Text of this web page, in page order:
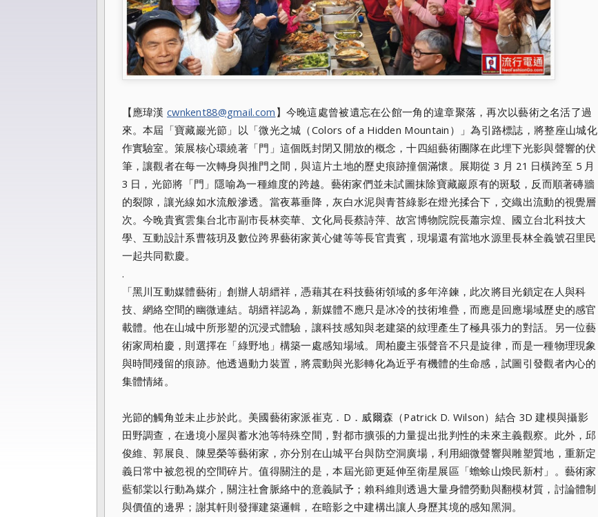
【應瑋漢 cwnkent88@gmail.com 】今晚這處曾被遺忘在公館一角的違章聚落，再次以藝術之名活了過
來。本屆「寶藏巖光節」以「微光之城（Colors of a Hidden Mountain）」為引路標誌，將整座山城化
作實驗室。策展核心環繞著「門」這個既封閉又開放的概念，十四組藝術團隊在此埋下光影與聲響的伏
筆，讓觀者在每一次轉身與推門之間，與這片土地的歷史痕跡撞個滿懷。展期從 3 月 21 日橫跨至 5 月
3 日，光節將「門」隱喻為一種維度的跨越。藝術家們並未試圖抹除寶藏巖原有的斑駁，反而順著磚牆
的裂隙，讓光線如水流般滲透。當夜幕垂降，灰白水泥與青苔綠影在燈光揉合下，交織出流動的視覺層
次。今晚貴賓雲集台北市副市長林奕華、文化局長蔡詩萍、故宮博物院院長蕭宗煌、國立台北科技大
學、互動設計系曹筱玥及數位跨界藝術家黃心健等等長官貴賓，現場還有當地水源里長林全義號召里民
一起共同歡慶。
.
「黑川互動媒體藝術」創辦人胡縉祥，憑藉其在科技藝術領域的多年淬鍊，此次將目光鎖定在人與科
技、網絡空間的幽微連結。胡縉祥認為，新媒體不應只是冰冷的技術堆疊，而應是回應場域歷史的感官
載體。他在山城中所形塑的沉浸式體驗，讓科技感知與老建築的紋理產生了極具張力的對話。另一位藝
術家周柏慶，則選擇在「綠野地」構築一處感知場域。周柏慶主張聲音不只是旋律，而是一種物理現象
與時間殘留的痕跡。他透過動力裝置，將震動與光影轉化為近乎有機體的生命感，試圖引發觀者內心的
集體情緒。
光節的觸角並未止步於此。美國藝術家派崔克．D．威爾森（Patrick D. Wilson）結合 3D 建模與攝影
田野調查，在邊境小屋與蓄水池等特殊空間，對都市擴張的力量提出批判性的未來主義觀察。此外，邱
俊維、郭展良、陳昱榮等藝術家，亦分別在山城平台與防空洞廣場，利用細微聲響與雕塑質地，重新定
義日常中被忽視的空間碎片。值得關注的是，本屆光節更延伸至衛星展區「蟾蜍山煥民新村」。藝術家
藍郁棠以行動為媒介，關注社會脈絡中的意義賦予；賴科維則透過大量身體勞動與翻模材質，討論體制
與價值的邊界；謝其軒則發揮建築邏輯，在暗影之中建構出讓人身歷其境的感知黑洞。